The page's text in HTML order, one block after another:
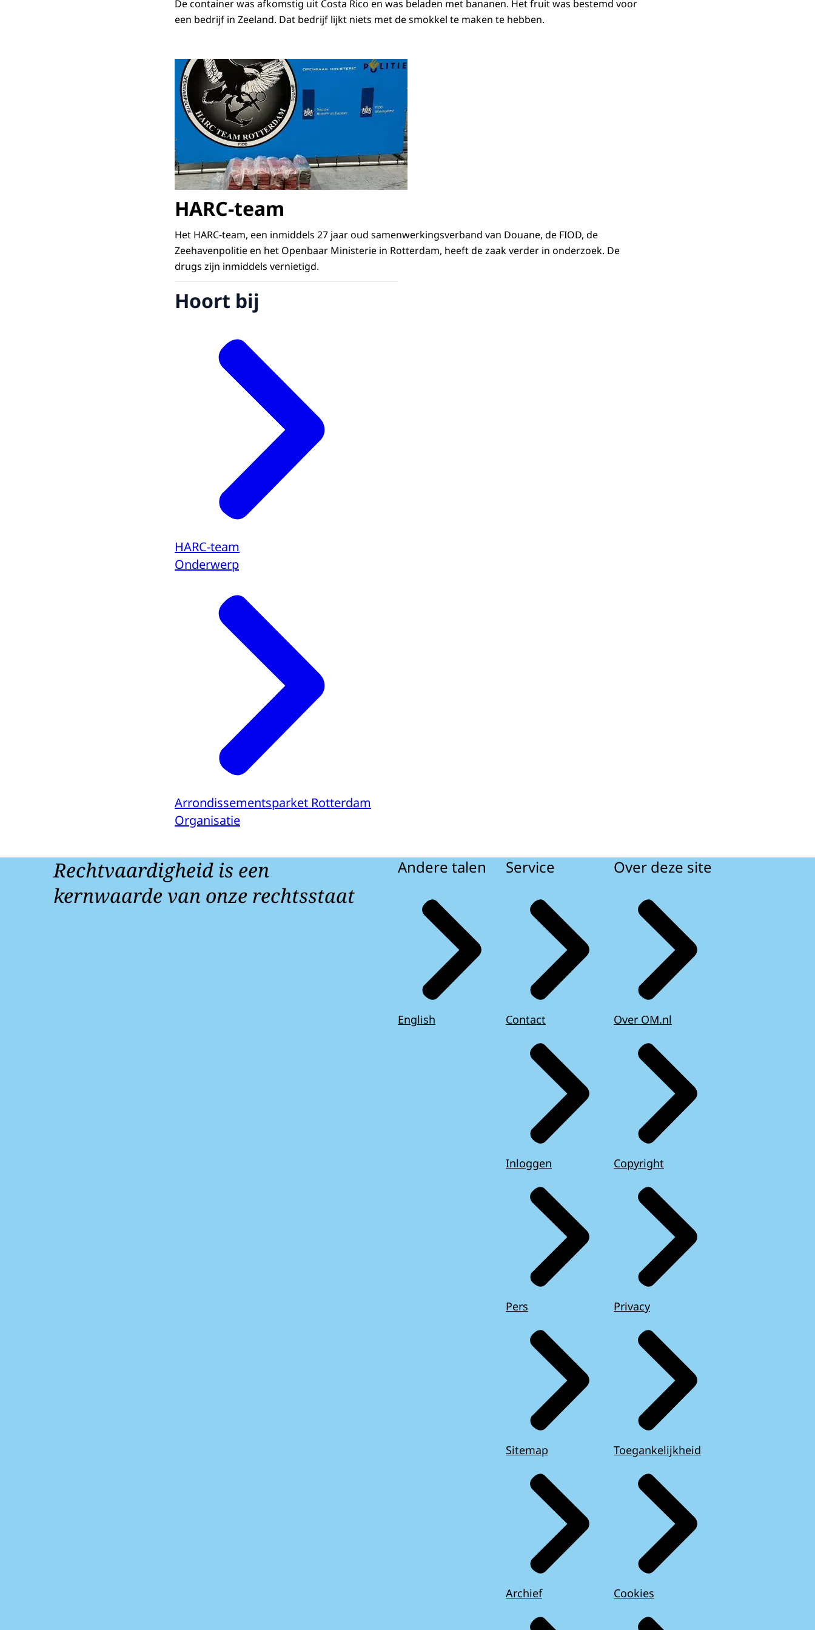
De container was afkomstig uit Costa Rico en was beladen met bananen. Het fruit was bestemd voor
een bedrijf in Zeeland. Dat bedrijf lijkt niets met de smokkel te maken te hebben.
HARC-team
Het HARC-team, een inmiddels 27 jaar oud samenwerkingsverband van Douane, de FIOD, de
Zeehavenpolitie en het Openbaar Ministerie in Rotterdam, heeft de zaak verder in onderzoek. De
drugs zijn inmiddels vernietigd.
Hoort bij
HARC-team
Onderwerp
Arrondissementsparket Rotterdam
Organisatie
Rechtvaardigheid is een
kernwaarde van onze rechtsstaat
Andere talen
English
Service
Contact
Inloggen
Pers
Sitemap
Archief
Over deze site
Over OM.nl
Copyright
Privacy
Toegankelijkheid
Cookies